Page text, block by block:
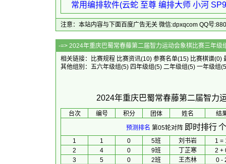
常用编排软件(云蛇 至尊 编排大师 小河
注意：本站内容与下面百度广告无关 微信:dpxqcom QQ号
-=> 2024年重庆巴蜀常春藤第二届智力运动会象
相关链接：
比赛规程 比赛资讯(10) 参赛名单(15) 比赛棋谱(0)
其他组别： 五六年级组(5) 四年级组(5) 二年级组(5) 一年级组
2024年重庆巴蜀常春藤第二届智力
台次 编号 积分 团体 姓名
结
预测排名 第05轮对阵 即时排行
1 1 0 5班 刘书岩
1 =
2
4 0 9班 丁芷寒
2 +
3
5 0 2班 王杰林
0 -